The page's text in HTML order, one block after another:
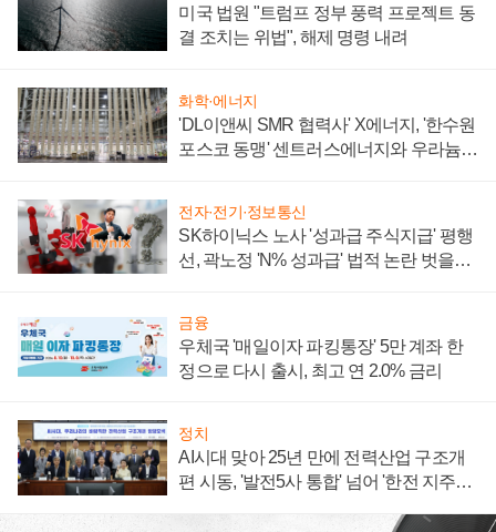
미국 법원 "트럼프 정부 풍력 프로젝트 동
결 조치는 위법", 해제 명령 내려
화학·에너지
'DL이앤씨 SMR 협력사' X에너지, '한수원
포스코 동맹' 센트러스에너지와 우라늄
전자·전기·정보통신
SK하이닉스 노사 '성과급 주식지급' 평행
선, 곽노정 'N% 성과급' 법적 논란 벗을지
금융
우체국 '매일이자 파킹통장' 5만 계좌 한
정으로 다시 출시, 최고 연 2.0% 금리
정치
AI시대 맞아 25년 만에 전력산업 구조개
편 시동, '발전5사 통합' 넘어 '한전 지주사'